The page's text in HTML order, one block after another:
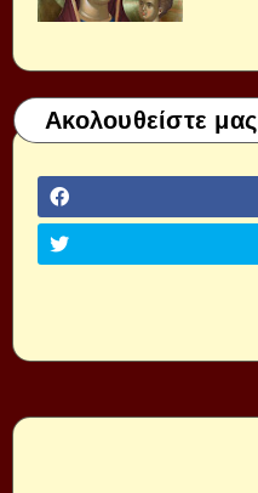
Ακολουθείστε μας